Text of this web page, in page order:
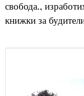
свобода.,
книжки за